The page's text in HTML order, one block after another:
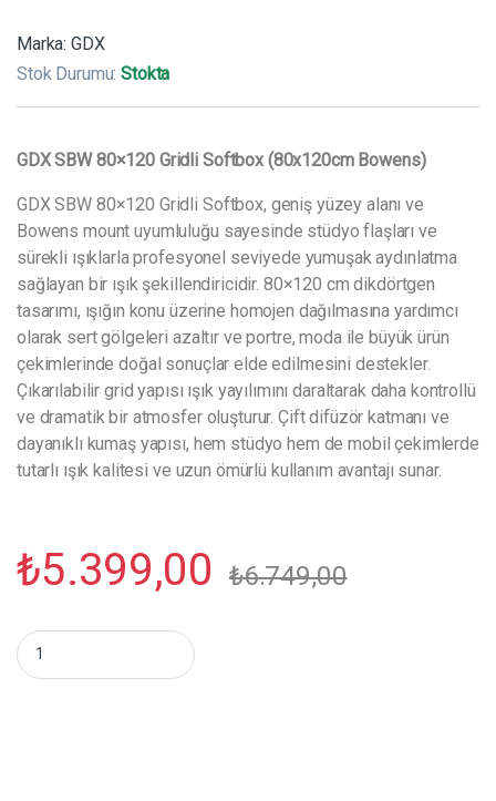
Marka: GDX
Stok Durumu:Stokta
GDX SBW 80×120 Gridli Softbox (80x120cm Bowens)
GDX SBW 80×120 Gridli Softbox, geniş yüzey alanı ve
Bowens mount uyumluluğu sayesinde stüdyo flaşları ve
sürekli ışıklarla profesyonel seviyede yumuşak aydınlatma
sağlayan bir ışık şekillendiricidir. 80×120 cm dikdörtgen
tasarımı, ışığın konu üzerine homojen dağılmasına yardımcı
olarak sert gölgeleri azaltır ve portre, moda ile büyük ürün
çekimlerinde doğal sonuçlar elde edilmesini destekler.
Çıkarılabilir grid yapısı ışık yayılımını daraltarak daha kontrollü
ve dramatik bir atmosfer oluşturur. Çift difüzör katmanı ve
dayanıklı kumaş yapısı, hem stüdyo hem de mobil çekimlerde
tutarlı ışık kalitesi ve uzun ömürlü kullanım avantajı sunar.
₺5.399,00 ₺6.749,00
GDX SBW 80x120 Gridli Softbox (80x120cm Bowens) miktar